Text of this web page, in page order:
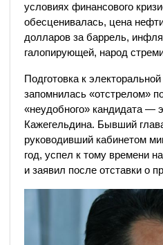
условиях финансового
обесценивалась, цена
долларов за баррель,
галопирующей, народ
Подготовка к
запомнилась «отстрелом»
«неудобного» кандидата —
Кажегельдина. Бывший
руководивший кабинетом
год, успел к тому времени
и заявил после отставки о